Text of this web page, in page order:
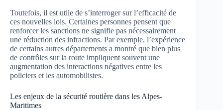
Toutefois, il est utile de s’interroger sur l’efficacité de
ces nouvelles lois. Certaines personnes pensent que
renforcer les sanctions ne signifie pas nécessairement
une réduction des infractions. Par exemple, l’expérience
de certains autres départements a montré que bien plus
de contrôles sur la route impliquent souvent une
augmentation des interactions négatives entre les
policiers et les automobilistes.
Les enjeux de la sécurité routière dans les Alpes-
Maritimes